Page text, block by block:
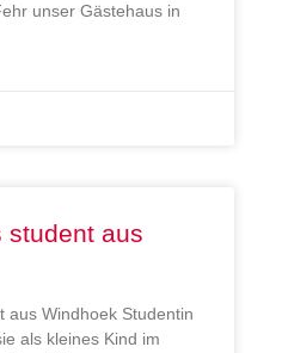
unser Gästehaus in
student aus
aus Windhoek Studentin
als kleines Kind im